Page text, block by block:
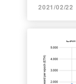
2021/02/22